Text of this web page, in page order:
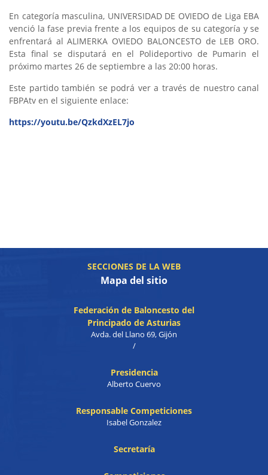
En categoría masculina, UNIVERSIDAD DE OVIEDO de Liga EBA
venció la fase previa frente a los equipos de su categoría y se
enfrentará al ALIMERKA OVIEDO BALONCESTO de LEB ORO.
Esta final se disputará en el Polideportivo de Pumarin el
próximo martes 26 de septiembre a las 20:00 horas.
Este partido también se podrá ver a través de nuestro canal
FBPAtv en el siguiente enlace:
https://youtu.be/QzkdXzEL7jo
SECCIONES DE LA WEB
Mapa del sitio
Federación de Baloncesto del
Principado de Asturias
Avda. del Llano 69, Gijón
/
Presidencia
Alberto Cuervo
Responsable Competiciones
Isabel Gonzalez
Secretaría